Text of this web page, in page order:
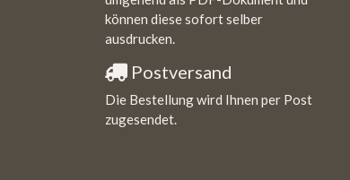
können diese sofort selber
ausdrucken.
Postversand
Die Bestellung wird Ihnen per Post
zugesendet.